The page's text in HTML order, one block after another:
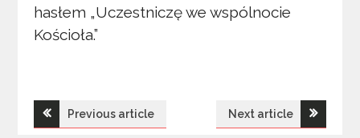
hasłem „Uczestniczę we wspólnocie
Kościoła.”
Nawigacja
Previous article Next article